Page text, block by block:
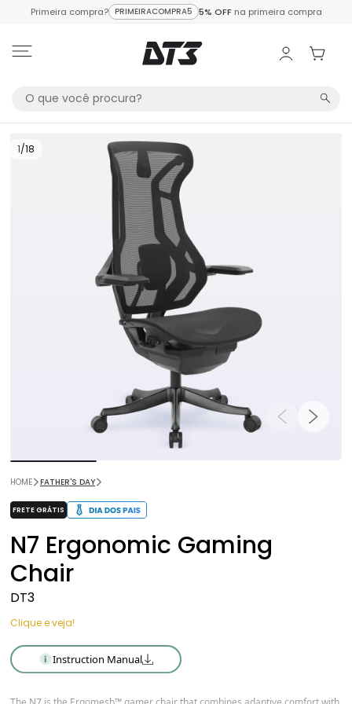
Primeira compra? PRIMEIRACOMPRA5 5% OFFna primeira compra
1/18
HOME FATHER'S DAY
FRETE GRÁTIS
N7 Ergonomic Gaming
Chair
DT3
Clique e veja!
Instruction Manual